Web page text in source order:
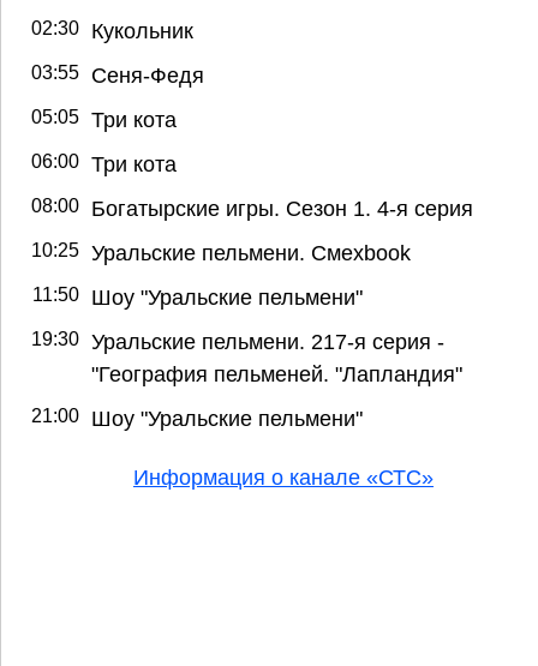
02:30 Кукольник
03:55 Сеня-Федя
05:05 Три кота
06:00 Три кота
08:00 Богатырские игры. Сезон 1. 4-я серия
10:25 Уральские пельмени. Смехbook
11:50 Шоу "Уральские пельмени"
19:30 Уральские пельмени. 217-я серия -
"География пельменей. "Лапландия"
21:00 Шоу "Уральские пельмени"
Информация о канале «СТС»